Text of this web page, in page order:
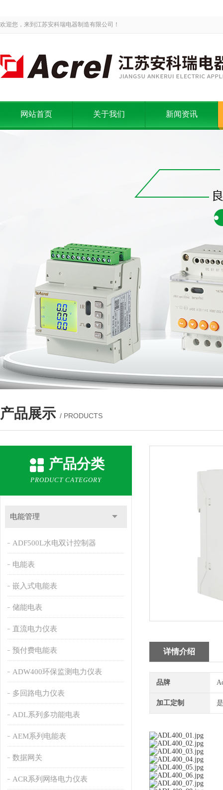
欢迎您，来到江苏安科瑞电器制造有限公司！
网站首页 关于我们 新闻资讯
产品展示 / PRODUCTS
产品分类
PRODUCT CATEGORY
电能管理
ADF500L水电双计控制器
电能表
嵌入式电能表
储能电表
直流电力仪表
预付费电能表
ADW400环保监测电力仪表
多回路电力仪表
ADL系列多功能电表
AEM系列电能表
数据网关
ACR系列网络电力仪表
详情介绍
品牌
加工定制